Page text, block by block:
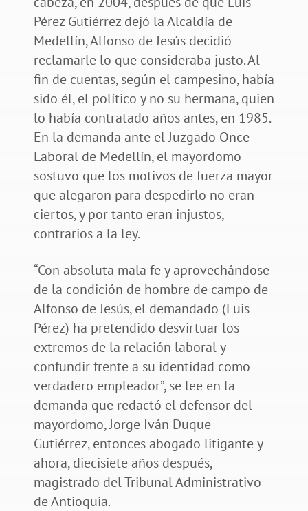
Pérez Gutiérrez dejó la Alcaldía de
Medellín, Alfonso de Jesús decidió
reclamarle lo que consideraba justo. Al
fin de cuentas, según el campesino, había
sido él, el político y no su hermana, quien
lo había contratado años antes, en 1985.
En la demanda ante el Juzgado Once
Laboral de Medellín, el mayordomo
sostuvo que los motivos de fuerza mayor
que alegaron para despedirlo no eran
ciertos, y por tanto eran injustos,
contrarios a la ley.
“Con absoluta mala fe y aprovechándose
de la condición de hombre de campo de
Alfonso de Jesús, el demandado (Luis
Pérez) ha pretendido desvirtuar los
extremos de la relación laboral y
confundir frente a su identidad como
verdadero empleador”, se lee en la
demanda que redactó el defensor del
mayordomo, Jorge Iván Duque
Gutiérrez, entonces abogado litigante y
ahora, diecisiete años después,
magistrado del Tribunal Administrativo
de Antioquia.